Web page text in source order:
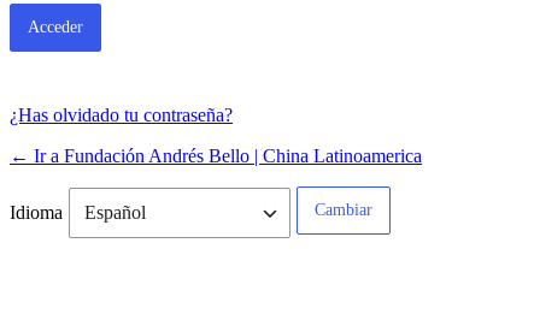
¿Has olvidado tu contraseña?
← Ir a Fundación Andrés Bello | China Latinoamerica
Idioma